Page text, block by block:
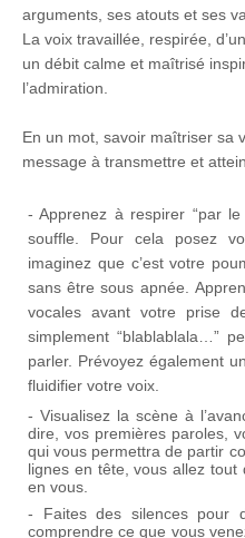
arguments, ses atouts et ses
La voix travaillée, respirée,
un débit calme et maîtrisé
l’admiration.
En un mot, savoir maîtriser sa
message à transmettre et
- Apprenez à respirer “par
souffle. Pour cela posez
imaginez que c’est votre
sans être sous apnée.
vocales avant votre prise
simplement “blablablala…”
parler. Prévoyez également
fluidifier votre voix.
- Visualisez la scène à
dire, vos premières paroles,
qui vous permettra de partir
lignes en tête, vous allez
en vous.
- Faites des silences pour
comprendre ce que vous